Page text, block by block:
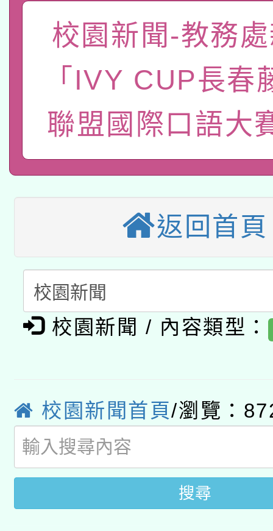
國立臺灣師範大學辦
年度健康促進學校輔導
業成長研習」實施計畫
函轉國家教育研究院
原住民族教育政策研討
族教育國際趨勢與發展
轉知教育部國民及學前
新北市政府教育局辦
師專業成長研習實施計
函轉國立臺灣師範大學
族語言臺北學習中心
「族語學習班」招生簡
轉知有關國立成功大學
文教學共融平台-教案
件」活動簡章
教育部國民及學前教育
年度COVID-19疫苗接
接種對象擴大為「滿6
接種之民眾」措施，
月28日止
轉知經濟部水利署委託
業技術研究院辦理「
用水績優單位及節水達
動」
115年8月22日(星期六
桃園市孔廟祈福系列
開 智慧啟航」
2026年桃園地景藝術
「2026桃園藝術巡演
關事宜
轉知教育部國民及學前
國立臺灣師範大學辦
函轉國家教育研究院中
師專業成長研習實施計
方素養工作坊新北場」
族語言臺北學習中心
「族語學習班」招生簡
轉知有關國立成功大學
文教學共融平台-教案
件」活動簡章
教育部國民及學前教育
年度COVID-19疫苗接
接種對象擴大為「滿6
校園新聞-教務
「IVY CUP長春
聯盟國際口語大
返回首頁
校園新聞 / 內容類型：
校園新聞首頁/瀏覽：
搜尋